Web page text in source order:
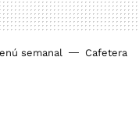
semanal Cafetera